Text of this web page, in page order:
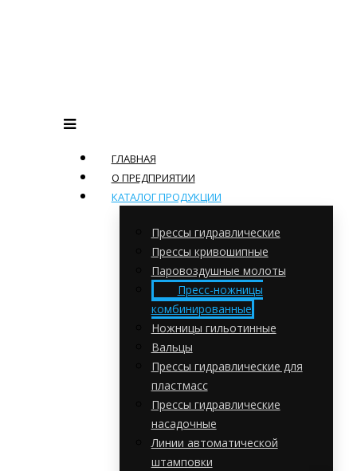
ГЛАВНАЯ
О ПРЕДПРИЯТИИ
КАТАЛОГ ПРОДУКЦИИ
Прессы гидравлические
Прессы кривошипные
Паровоздушные молоты
Пресс-ножницы
комбинированные
Ножницы гильотинные
Вальцы
Прессы гидравлические для
пластмасс
Прессы гидравлические
насадочные
Линии автоматической
штамповки